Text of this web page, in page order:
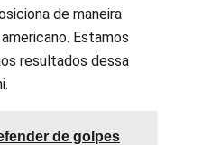
de maneira
Estamos
resultados dessa
de golpes